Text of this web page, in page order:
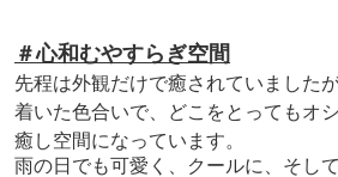
＃心和むやすらぎ空間
先程は外観だけで癒されていました
着いた色合いで、どこをとってもオ
癒し空間になっています。
雨の日でも可愛く、クールに、そし